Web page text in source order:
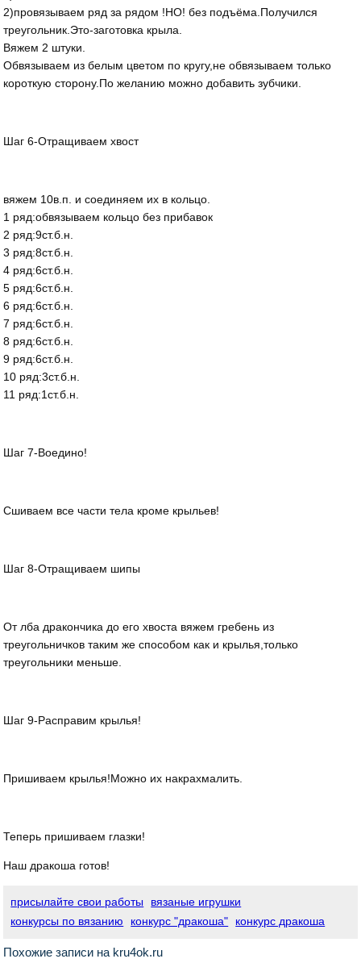
2)провязываем ряд за рядом !НО! без подъёма.Получился
треугольник.Это-заготовка крыла.
Вяжем 2 штуки.
Обвязываем из белым цветом по кругу,не обвязываем только
короткую сторону.По желанию можно добавить зубчики.
Шаг 6-Отращиваем хвост
вяжем 10в.п. и соединяем их в кольцо.
1 ряд:обвязываем кольцо без прибавок
2 ряд:9ст.б.н.
3 ряд:8ст.б.н.
4 ряд:6ст.б.н.
5 ряд:6ст.б.н.
6 ряд:6ст.б.н.
7 ряд:6ст.б.н.
8 ряд:6ст.б.н.
9 ряд:6ст.б.н.
10 ряд:3ст.б.н.
11 ряд:1ст.б.н.
Шаг 7-Воедино!
Сшиваем все части тела кроме крыльев!
Шаг 8-Отращиваем шипы
От лба дракончика до его хвоста вяжем гребень из
треугольничков таким же способом как и крылья,только
треугольники меньше.
Шаг 9-Расправим крылья!
Пришиваем крылья!Можно их накрахмалить.
Теперь пришиваем глазки!
Наш дракоша готов!
присылайте свои работы
вязаные игрушки
конкурсы по вязанию
конкурс "дракоша" конкурс дракоша
Похожие записи на kru4ok.ru